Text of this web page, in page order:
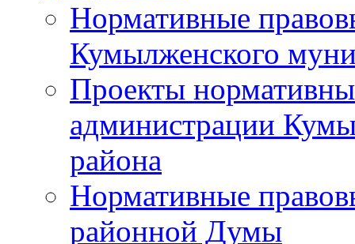
Нормативные
Кумылженского
Проекты
администрации
района
Нормативные
районной Думы